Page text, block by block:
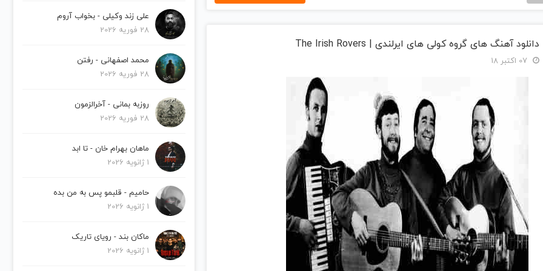
دانلود آهنگ های گروه کولی های ایرلندی | The Irish Rovers
علی زند وکیلی - بخواب آروم
28 فوریه 2026
محمد اصفهانی - رفتن
28 فوریه 2026
روزبه بمانی - آخرالزمون
28 فوریه 2026
ماهان بهرام خان - تا ابد
1 ژانویه 2026
حامیم - قلبمو پس به من بده
1 ژانویه 2026
ماکان بند - رویای تاریک
1 ژانویه 2026